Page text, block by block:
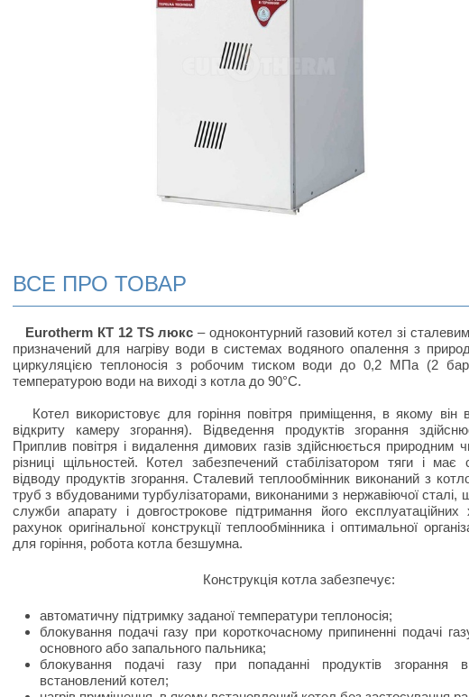
ВСЕ ПРО ТОВАР
Eurotherm КТ 12 TS люкс – одноконтурний газовий котел зі
призначений для нагріву води в системах водяного опалення з
циркуляцією теплоносія з робочим тиском води до 0,2 МПа (2
температурою води на виході з котла до 90°С.
Котел використовує для горіння повітря приміщення, в якому він
відкриту камеру згорання). Відведення продуктів згорання
Приплив повітря і видалення димових газів здійснюється природним
різниці щільностей. Котел забезпечений стабілізатором тяги і
відводу продуктів згорання. Сталевий теплообмінник виконаний з
труб з вбудованими турбулізаторами, виконаними з нержавіючої сталі,
служби апарату і довгострокове підтримання його експлуатаційних
рахунок оригінальної конструкції теплообмінника і оптимальної
для горіння, робота котла безшумна.
Конструкція котла забезпечує:
автоматичну підтримку заданої температури теплоносія;
блокування подачі газу при короткочасному припиненні подачі
основного або запального пальника;
блокування подачі газу при попаданні продуктів згорання
встановлений котел;